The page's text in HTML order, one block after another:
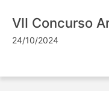
VII Concurso
24/10/2024